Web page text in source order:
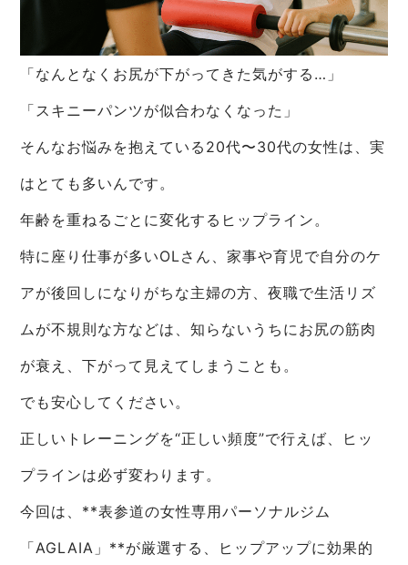
「なんとなくお尻が下がってきた気がする…」
「スキニーパンツが似合わなくなった」
そんなお悩みを抱えている20代〜30代の女性は、実
はとても多いんです。
年齢を重ねるごとに変化するヒップライン。
特に座り仕事が多いOLさん、家事や育児で自分のケ
アが後回しになりがちな主婦の方、夜職で生活リズ
ムが不規則な方などは、知らないうちにお尻の筋肉
が衰え、下がって見えてしまうことも。
でも安心してください。
正しいトレーニングを“正しい頻度”で行えば、ヒッ
プラインは必ず変わります。
今回は、**表参道の女性専用パーソナルジム
「AGLAIA」**が厳選する、ヒップアップに効果的